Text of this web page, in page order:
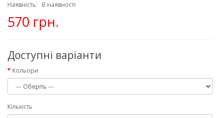
Наявність: В наявності
570 грн.
Доступні варіанти
Кольори
Кількість